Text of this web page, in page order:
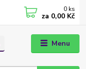
Menu
0 ks
za 0,00 Kč